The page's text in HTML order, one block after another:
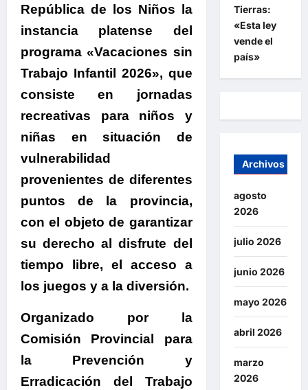
República de los Niños la
instancia platense del
programa «Vacaciones sin
Trabajo Infantil 2026», que
consiste en jornadas
recreativas para niños y
niñas en situación de
vulnerabilidad
provenientes de diferentes
puntos de la provincia,
con el objeto de garantizar
su derecho al disfrute del
tiempo libre, el acceso a
los juegos y a la diversión.
Organizado por la
Comisión Provincial para
la Prevención y
Erradicación del Trabajo
Tierras:
«Esta ley
vende el
país»
Archivos
agosto
2026
julio 2026
junio 2026
mayo 2026
abril 2026
marzo
2026